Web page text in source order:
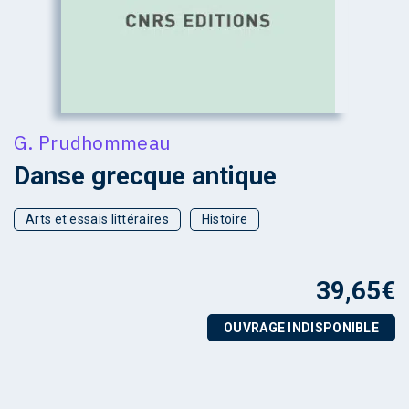
G. Prudhommeau
Danse grecque antique
Arts et essais littéraires Histoire
39,65€
OUVRAGE INDISPONIBLE